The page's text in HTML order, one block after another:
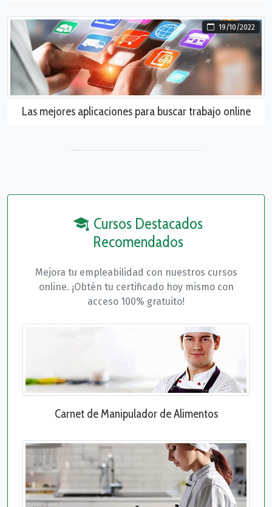
19/10/2022
Las mejores aplicaciones para buscar trabajo online
Cursos Destacados
Recomendados
Mejora tu empleabilidad con nuestros cursos
online. ¡Obtén tu certificado hoy mismo con
acceso 100% gratuito!
Carnet de Manipulador de Alimentos